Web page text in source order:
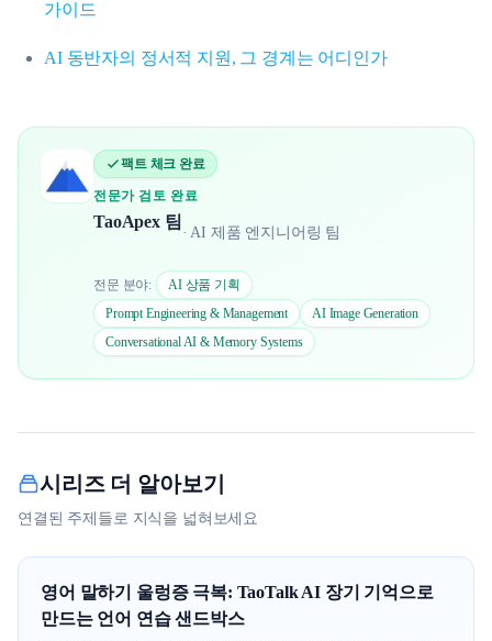
가이드
AI 동반자의 정서적 지원, 그 경계는 어디인가
팩트 체크 완료
전문가 검토 완료
TaoApex 팀
· AI 제품 엔지니어링 팀
전문 분야:
AI 상품 기획
Prompt Engineering & Management
AI Image Generation
Conversational AI & Memory Systems
시리즈 더 알아보기
연결된 주제들로 지식을 넓혀보세요
영어 말하기 울렁증 극복: TaoTalk AI 장기 기억으로
만드는 언어 연습 샌드박스